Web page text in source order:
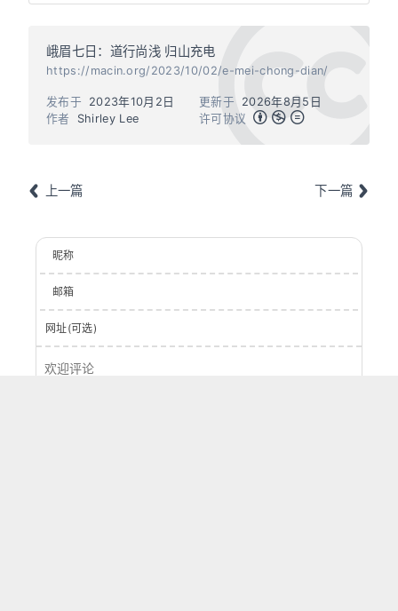
峨眉七日：道行尚浅 归山充电
https://macin.org/2023/10/02/e-mei-chong-dian/
作者 Shirley Lee
发布于 2023年10月2日 更新于
2026年8月5日
许可协议
上一篇 下一篇
昵称
邮箱
网址(可选)